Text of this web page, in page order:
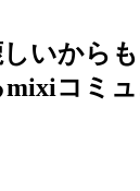
しいから
mixiコミ